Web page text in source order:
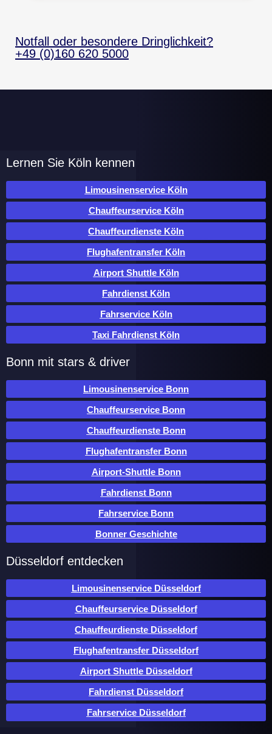
Notfall oder besondere Dringlichkeit?
+49 (0)160 620 5000
Lernen Sie Köln kennen
Limousinenservice Köln
Chauffeurservice Köln
Chauffeurdienste Köln
Flughafentransfer Köln
Airport Shuttle Köln
Fahrdienst Köln
Fahrservice Köln
Taxi Fahrdienst Köln
Bonn mit stars & driver
Limousinenservice Bonn
Chauffeurservice Bonn
Chauffeurdienste Bonn
Flughafentransfer Bonn
Airport-Shuttle Bonn
Fahrdienst Bonn
Fahrservice Bonn
Bonner Geschichte
Düsseldorf entdecken
Limousinenservice Düsseldorf
Chauffeurservice Düsseldorf
Chauffeurdienste Düsseldorf
Flughafentransfer Düsseldorf
Airport Shuttle Düsseldorf
Fahrdienst Düsseldorf
Fahrservice Düsseldorf